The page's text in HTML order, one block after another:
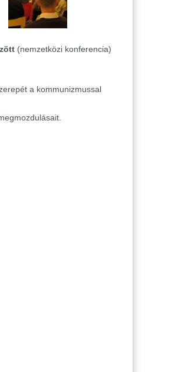
(nemzetközi konferencia)
a kommunizmussal